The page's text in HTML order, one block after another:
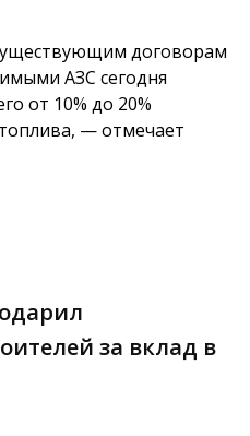
договорам
АЗС сегодня
от 10% до 20%
— отмечает
за вклад в